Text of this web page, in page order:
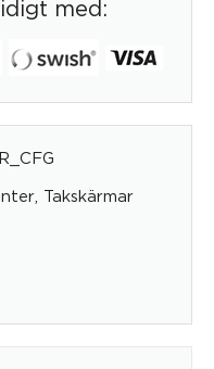
med:
Takskärmar